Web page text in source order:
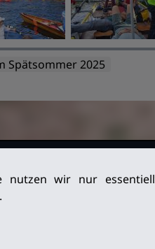
Spätsommer 2025
2026. Alle
nutzen wir nur